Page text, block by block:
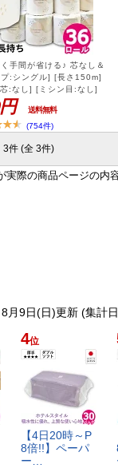
手間が省ける♪ 芯なし＆
:シングル] [長さ150m]
:なし] [ミシン目:なし]
ち]【4日20時～P8倍!!】
ットペーパー シングル
ール 個包装 イットコ ス
生紙 無香料 日本製[KS]
送料無料
(754件)
3件 (全 3件)
際の商品ページの内
8月9日(日)更新 (集計
4位
【​4​日​2​0​時​～​P​
8​倍​!​!​】​ペ​ー​パ​
ー​…